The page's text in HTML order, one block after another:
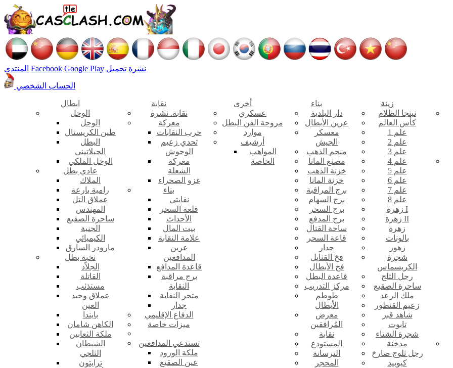
المنتدى Facebook Google Play نشرة تحميل
الحساب الشخصي
ابطال
الوحل
الوحل
طين الكريستال
البطل
الجيلاتيني
الوحل المَلكي
عادي بطل
الملاك
رامية بارعة
عملاق التل
المهندس
ساحرة الصقيع
الجنية
الكيميائي
مارودر السارق
نخبة بطل
الجلاّد
القاتلة
مستذئب
عملاق وحيد
العين
بايندا
الكاهن شامان
ملكة الثعابين
الشيطان
الثلجي
ترايتون
نقابة
نقابة. نشرة
معركة
حرب النقابات
تحدي زعيم
الوحوش
معركة
الشعلة
غزو الصحراء
بناء
نقابتي
قلعة السحر
الأحداث
بيت المال
علامة النقابة
عرين
المدافعين
قاعدة المدافع
برج مراقبة
النقابة
متجر النقابة
جدار
الدفاع الإقليمي
ميزات خاصة
تستدعي المدافعين
ملكة الورود
عين الصقيع
أخرى
عسكري
مروحة الفن البطل
موارد
أرشيف
المواهب
الخاصة
بناء
دار البلدية
عرين الأبطال
معسكر
الجيش
منجم الذهب
مصنع المانا
خزنة الذهب
خزنة المانا
برج المراقبة
برج السهام
برج السحر
برج المدفع
ساحة القتال
قاعة السحر
جدار
فخ القنابل
فخ الأبطال
قاعدة البطل
مركز التدريب
طوطم
الأبطال
معرض
المُرافقين
نقابة
المستودع
الترسانة
المحجر
زينة
نينجا الظلام
كأس العالم
علم 1
علم 2
علم 3
علم 4
علم 5
علم 6
علم 7
علم 8
زهرة I
زهرة II
زهرة
بالونات
زهور
شجرة
الكريسماس
رجل الثلج
ساحرة الصقيع
ملك الرعد
زعيم القنطور
شاهد قبر
تابوت
شجرة الشتاء
مدخنة
رجل ثلوج صارخ
كيوبيد